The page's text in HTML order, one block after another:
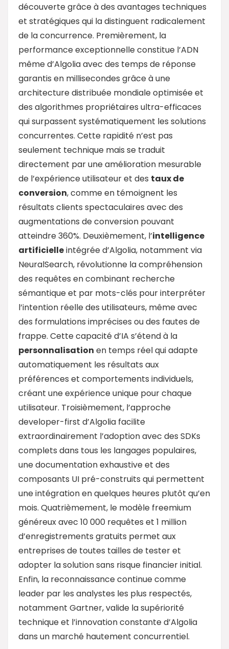
découverte grâce à des avantages techniques
et stratégiques qui la distinguent radicalement
de la concurrence. Premièrement, la
performance exceptionnelle constitue l’ADN
même d’Algolia avec des temps de réponse
garantis en millisecondes grâce à une
architecture distribuée mondiale optimisée et
des algorithmes propriétaires ultra-efficaces
qui surpassent systématiquement les solutions
concurrentes. Cette rapidité n’est pas
seulement technique mais se traduit
directement par une amélioration mesurable
de l’expérience utilisateur et des taux de
conversion, comme en témoignent les
résultats clients spectaculaires avec des
augmentations de conversion pouvant
atteindre 360%. Deuxièmement, l’intelligence
artificielleintégrée d’Algolia, notamment via
NeuralSearch, révolutionne la compréhension
des requêtes en combinant recherche
sémantique et par mots-clés pour interpréter
l’intention réelle des utilisateurs, même avec
des formulations imprécises ou des fautes de
frappe. Cette capacité d’IA s’étend à la
personnalisation en temps réel qui adapte
automatiquement les résultats aux
préférences et comportements individuels,
créant une expérience unique pour chaque
utilisateur. Troisièmement, l’approche
developer-first d’Algolia facilite
extraordinairement l’adoption avec des SDKs
complets dans tous les langages populaires,
une documentation exhaustive et des
composants UI pré-construits qui permettent
une intégration en quelques heures plutôt qu’en
mois. Quatrièmement, le modèle freemium
généreux avec 10 000 requêtes et 1 million
d’enregistrements gratuits permet aux
entreprises de toutes tailles de tester et
adopter la solution sans risque financier initial.
Enfin, la reconnaissance continue comme
leader par les analystes les plus respectés,
notamment Gartner, valide la supériorité
technique et l’innovation constante d’Algolia
dans un marché hautement concurrentiel.